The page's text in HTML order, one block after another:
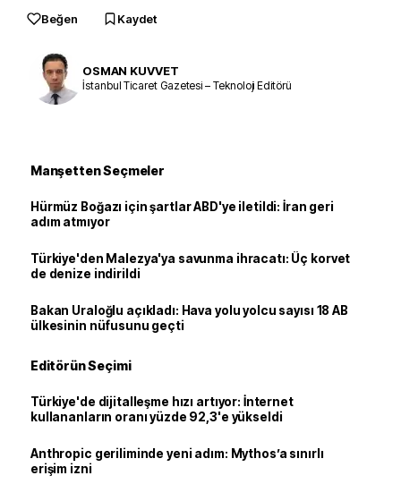
Beğen Kaydet
OSMAN KUVVET
İstanbul Ticaret Gazetesi – Teknoloji Editörü
Manşetten Seçmeler
Hürmüz Boğazı için şartlar ABD'ye iletildi: İran geri
adım atmıyor
Türkiye'den Malezya'ya savunma ihracatı: Üç korvet
de denize indirildi
Bakan Uraloğlu açıkladı: Hava yolu yolcu sayısı 18 AB
ülkesinin nüfusunu geçti
Editörün Seçimi
Türkiye'de dijitalleşme hızı artıyor: İnternet
kullananların oranı yüzde 92,3'e yükseldi
Anthropic geriliminde yeni adım: Mythos’a sınırlı
erişim izni